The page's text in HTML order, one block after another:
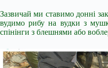
Зазвичай ми ставимо донні
вудимо рибу на вудки з
спінінги з блешнями або